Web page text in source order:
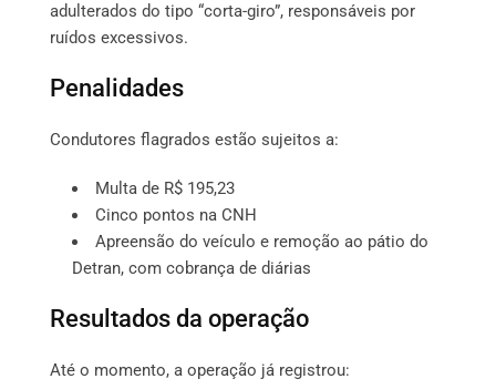
adulterados do tipo “corta-giro”, responsáveis por
ruídos excessivos.
Penalidades
Condutores flagrados estão sujeitos a:
Multa de R$ 195,23
Cinco pontos na CNH
Apreensão do veículo e remoção ao pátio do
Detran, com cobrança de diárias
Resultados da operação
Até o momento, a operação já registrou: